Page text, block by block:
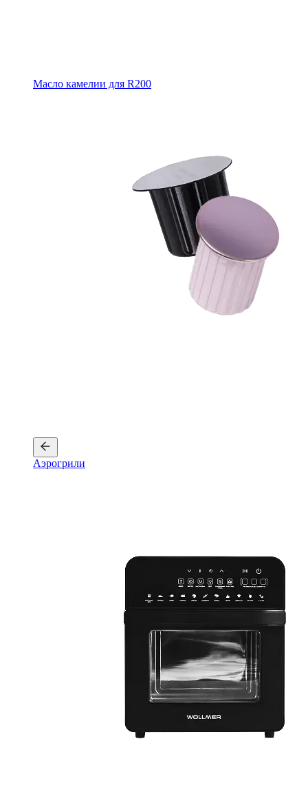
Масло камелии для R200
Аэрогрили